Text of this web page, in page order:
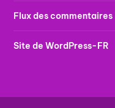
Flux des commentaires
Site de WordPress-FR